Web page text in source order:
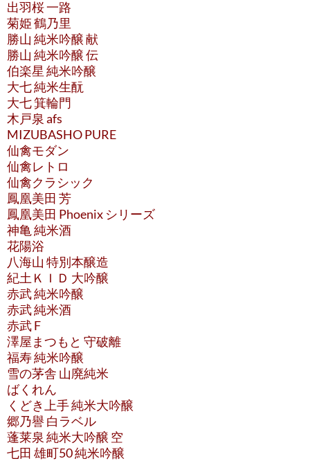
出羽桜 一路
菊姫 鶴乃里
勝山 純米吟醸 献
勝山 純米吟醸 伝
伯楽星 純米吟醸
大七 純米生酛
大七 箕輪門
木戸泉 afs
MIZUBASHO PURE
仙禽モダン
仙禽レトロ
仙禽クラシック
鳳凰美田 芳
鳳凰美田 Phoenix シリーズ
神亀 純米酒
花陽浴
八海山 特別本醸造
紀土ＫＩＤ 大吟醸
赤武 純米吟醸
赤武 純米酒
赤武 F
澤屋まつもと 守破離
福寿 純米吟醸
雪の茅舎 山廃純米
ばくれん
くどき上手 純米大吟醸
郷乃譽 白ラベル
蓬莱泉 純米大吟醸 空
七田 雄町50 純米吟醸